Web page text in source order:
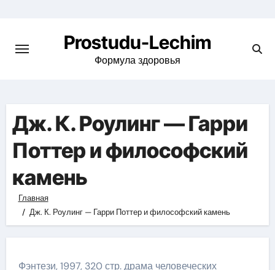
содержимому
Prostudu-Lechim
Формула здоровья
Дж. К. Роулинг — Гарри
Поттер и философский
камень
Главная
Дж. К. Роулинг — Гарри Поттер и философский камень
Фэнтези, 1997, 320 стр. драма человеческих